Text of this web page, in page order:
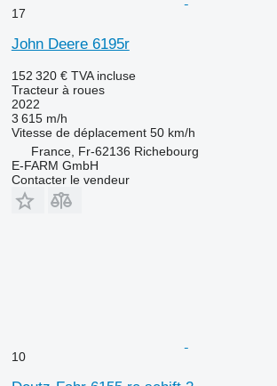
17
John Deere 6195r
152 320 € TVA incluse
Tracteur à roues
2022
3 615 m/h
Vitesse de déplacement 50 km/h
France, Fr-62136 Richebourg
E-FARM GmbH
Contacter le vendeur
10